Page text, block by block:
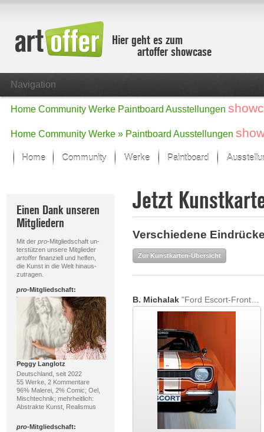
Hier geht es zum
artoffer showcase
Navigation
Home Community Werke Paintboard Ausstellungen
Home Community Werke » Paintboard Ausstellungen
Home Community Werke
Der letzte Monat im Fokus
Alle Fokus-Werke
Fokus-Werke
Neue Werke – Auswahl
Alle neuen Werke
Paintboard
Einen Dank unseren
Mitgliedern
Mit der pro-Mitgliedschaft un-
terstützen unsere Mitglieder
artofferfinanziell und helfen,
die Kunst in die Welt hinaus-
zutragen.
pro-Mitgliedschaft:
Peggy Langlotz
Deutschland, seit 2022
55 Werke, 2 Kommentare
96% Malerei, 2% Comic; Oel,
Mischtechnik; mehrheitlich:
Abstrakte Kunst, Realismus
pro-Mitgliedschaft:
Jetzt
Verschiedene
Zur Kunstkarten-Übersicht
B. Michalak"Ford Escort-Frontview"